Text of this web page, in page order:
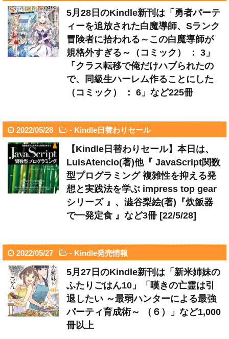
5月28日のKindle新刊は「勇者パーテ
ィーを追放された白魔導師、Sランク
冒険者に拾われる～この白魔導師が
規格外すぎる～（コミック） ： 3」
「クラス転移で俺だけハブられたの
で、同級生ハーレム作ることにした
（コミック） ： 6」など225冊
2022/05/28 - Kindle日替わりセール
【Kindle日替わりセール】本日は、
LuisAtencio(著)他『 JavaScript関数
型プログラミング 複雑性を抑える発
想と実践法を学ぶ impress top gear
シリーズ 』、澁谷梨絵(著)『炊飯器
で一発定食 』など3冊 [22/5/28]
2022/05/27 - Kindle発売情報
5月27日のKindle新刊は「新米姉妹の
ふたりごはん10」「嘆きの亡霊は引
退したい ～最弱ハンターによる最強
パーティ育成術～ （６）」など1,000
冊以上